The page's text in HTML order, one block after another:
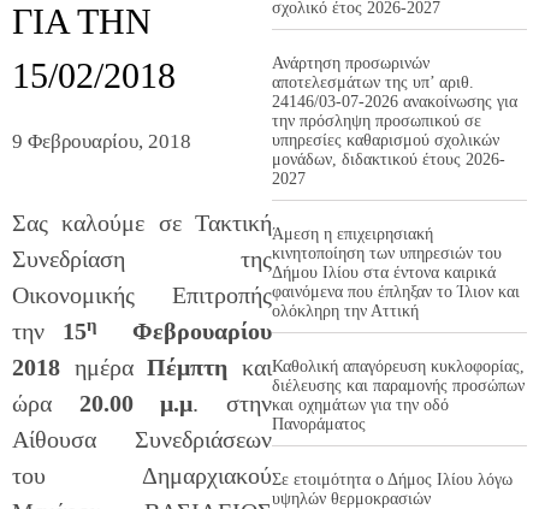
ΓΙΑ ΤΗΝ
15/02/2018
9 Φεβρουαρίου, 2018
Σας καλούμε σε Τακτική
Συνεδρίαση της
Οικονομικής Επιτροπής
την 15η
Φεβρουαρίου
2018 ημέραΠέμπτηκαι
ώρα 20.00 μ.μ. στην
Αίθουσα Συνεδριάσεων
του Δημαρχιακού
σχολικό έτος 2026-2027
Ανάρτηση προσωρινών
αποτελεσμάτων της υπ’ αριθ.
24146/03-07-2026 ανακοίνωσης για
την πρόσληψη προσωπικού σε
υπηρεσίες καθαρισμού σχολικών
μονάδων, διδακτικού έτους 2026-
2027
Άμεση η επιχειρησιακή
κινητοποίηση των υπηρεσιών του
Δήμου Ιλίου στα έντονα καιρικά
φαινόμενα που έπληξαν το Ίλιον και
ολόκληρη την Αττική
Καθολική απαγόρευση κυκλοφορίας,
διέλευσης και παραμονής προσώπων
και οχημάτων για την οδό
Πανοράματος
Σε ετοιμότητα ο Δήμος Ιλίου λόγω
υψηλών θερμοκρασιών